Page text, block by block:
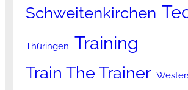
Schweitenkirchen
Thüringen Training
Train The Trainer